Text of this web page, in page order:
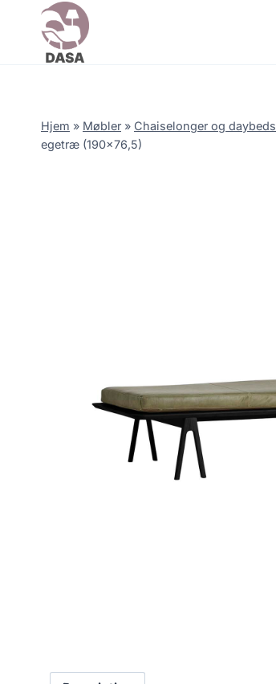
content
Hjem » Møbler » Chaiselonger og daybeds
egetræ (190×76,5)